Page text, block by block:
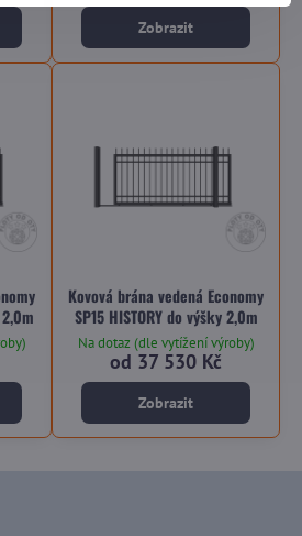
Zobrazit
Kovová brána vedená Economy
SP15 HISTORY do výšky 2,0m
Na dotaz (dle vytížení výroby)
od 37 530 Kč
Zobrazit